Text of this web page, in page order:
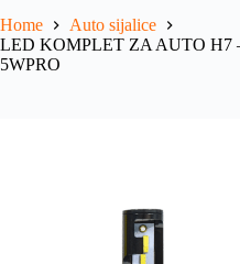
Home
Auto sijalice
LED KOMPLET ZA AUTO H7
5WPRO